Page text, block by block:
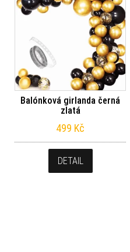
Balónková girlanda černá
zlatá
499 Kč
DETAIL